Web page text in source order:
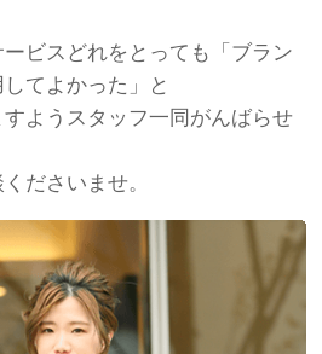
ビスどれをとっても「ブラン
てよかった」と
ようスタッフ一同がんばらせ
ださいませ。